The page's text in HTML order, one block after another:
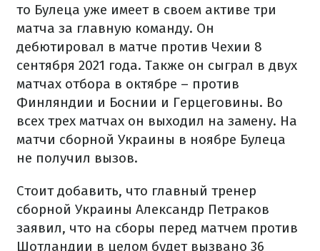
то Булеца уже имеет в своем активе три
матча за главную команду. Он
дебютировал в матче против Чехии 8
сентября 2021 года. Также он сыграл в двух
матчах отбора в октябре – против
Финляндии и Боснии и Герцеговины. Во
всех трех матчах он выходил на замену. На
матчи сборной Украины в ноябре Булеца
не получил вызов.
Стоит добавить, что главный тренер
сборной Украины Александр Петраков
заявил, что на сборы перед матчем против
Шотландии в целом будет вызвано 36